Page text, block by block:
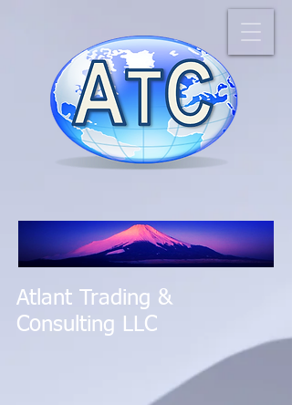
Atlant Trading &
Consulting LLC